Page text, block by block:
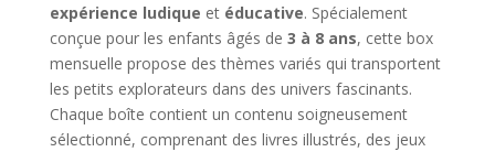
expérience ludique et éducative. Spécialement
conçue pour les enfants âgés de 3 à 8 ans, cette box
mensuelle propose des thèmes variés qui transportent
les petits explorateurs dans des univers fascinants.
Chaque boîte contient un contenu soigneusement
sélectionné, comprenant des livres illustrés, des jeux